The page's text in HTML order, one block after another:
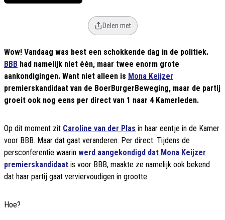
Delen met
Wow! Vandaag was best een schokkende dag in de politiek.
BBB had namelijk niet één, maar twee enorm grote
aankondigingen. Want niet alleen is Mona Keijzer
premierskandidaat van de BoerBurgerBeweging, maar de partij
groeit ook nog eens per direct van 1 naar 4 Kamerleden.
Op dit moment zit Caroline van der Plas in haar eentje in de Kamer
voor BBB. Maar dat gaat veranderen. Per direct. Tijdens de
persconferentie waarin werd aangekondigd dat Mona Keijzer
premierskandidaat is voor BBB, maakte ze namelijk ook bekend
dat haar partij gaat verviervoudigen in grootte.
Hoe?